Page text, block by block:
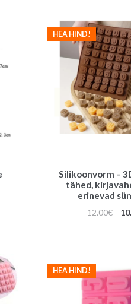
Silikoonvorm –
tähed,
erinevad
HEA HIND!
12.00€
HEA HIND!